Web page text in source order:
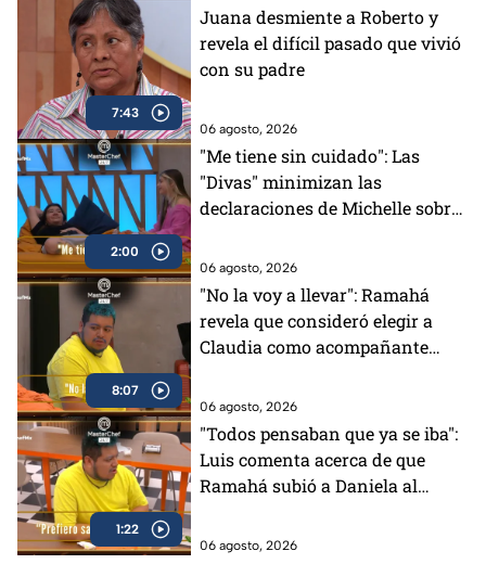
7:43
Juana desmiente a Roberto y
revela el difícil pasado que vivió
con su padre
06 agosto, 2026
2:00
"Me tiene sin cuidado": Las
"Divas" minimizan las
declaraciones de Michelle sobre
MasterChef 24/7 (VIDEO)
06 agosto, 2026
8:07
"No la voy a llevar": Ramahá
revela que consideró elegir a
Claudia como acompañante
MasterChef (VIDEO)
06 agosto, 2026
1:22
"Todos pensaban que ya se iba":
Luis comenta acerca de que
Ramahá subió a Daniela al
06 agosto, 2026